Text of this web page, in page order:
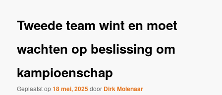
Tweede team wint en moet
wachten op beslissing om
kampioenschap
Geplaatst op18 mei, 2025door Dirk Molenaar